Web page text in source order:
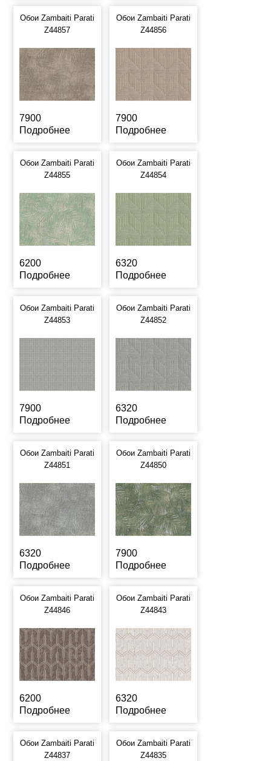
Обои Zambaiti Parati
Z44857
7900
Подробнее
Обои Zambaiti Parati
Z44856
7900
Подробнее
Обои Zambaiti Parati
Z44855
6200
Подробнее
Обои Zambaiti Parati
Z44854
6320
Подробнее
Обои Zambaiti Parati
Z44853
7900
Подробнее
Обои Zambaiti Parati
Z44852
6320
Подробнее
Обои Zambaiti Parati
Z44851
6320
Подробнее
Обои Zambaiti Parati
Z44850
7900
Подробнее
Обои Zambaiti Parati
Z44846
6200
Подробнее
Обои Zambaiti Parati
Z44843
6320
Подробнее
Обои Zambaiti Parati
Z44837
Обои Zambaiti Parati
Z44835